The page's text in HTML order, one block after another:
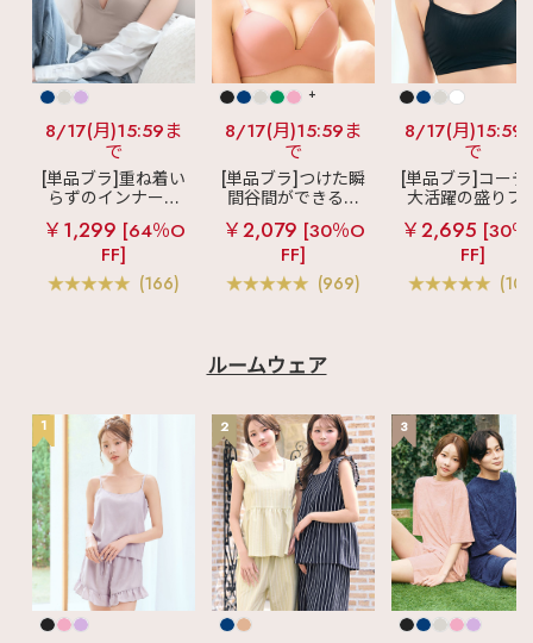
8/17(月)15:59ま
で
[単品ブラ]重ね着い
らずのインナーブ
ラ
リッチバスト
ブラトップ (ワイヤ
ー入り)
￥1,299 [64％O
FF]
(166)
+
8/17(月)15:59ま
で
[単品ブラ]つけた瞬
間谷間ができるシ
ームレスブラ
超
盛ブラ(R) シームレ
ス 単品ブラジャー
￥2,079 [30％O
FF]
(969)
8/17(月)15:59
で
[単品ブラ]コーデ
大活躍の盛りブ
ショートレン
ス ブラトップ 超
ブラ(R) 単品ブ
ャー
￥2,695 [30
FF]
ルームウェア
1 2 3